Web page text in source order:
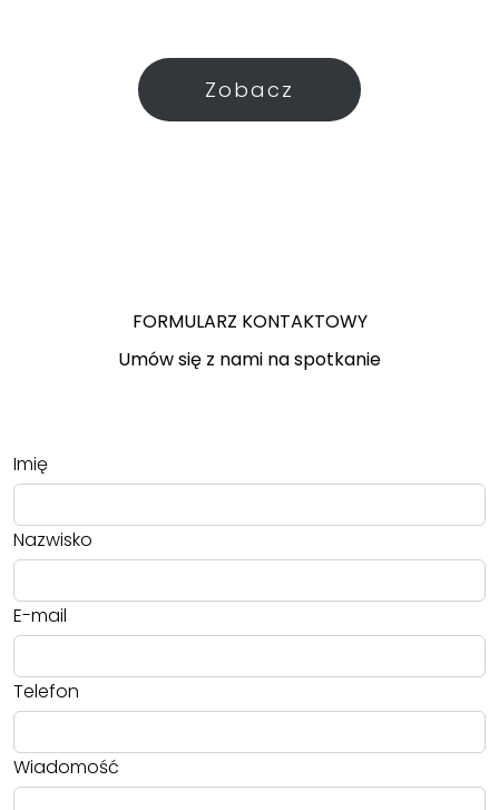
Zobacz
FORMULARZ KONTAKTOWY
Umów się z nami na spotkanie
Imię
Nazwisko
E-mail
Telefon
Wiadomość